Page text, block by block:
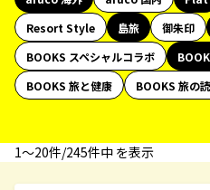
Resort Style
島旅 御朱印
BOOKS スペシャルコラボ
BOOKS 旅と健康
BOOKS 旅の
1〜20件/245件中 を表示